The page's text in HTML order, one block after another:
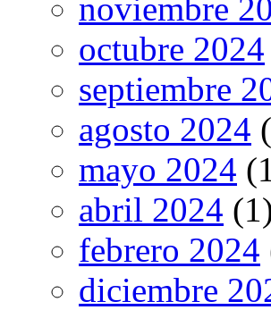
noviembre
octubre 2024
septiembre
agosto 2024
mayo 2024
abril 2024
febrero 2024
diciembre